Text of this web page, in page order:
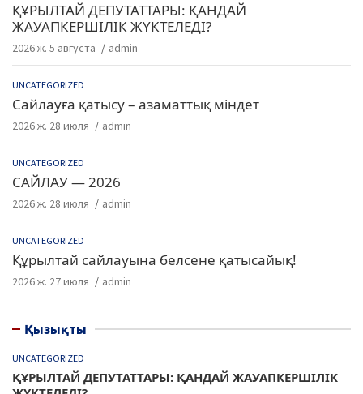
ҚҰРЫЛТАЙ ДЕПУТАТТАРЫ: ҚАНДАЙ
ЖАУАПКЕРШІЛІК ЖҮКТЕЛЕДІ?
2026 ж. 5 августа admin
UNCATEGORIZED
Сайлауға қатысу – азаматтық міндет
2026 ж. 28 июля admin
UNCATEGORIZED
САЙЛАУ — 2026
2026 ж. 28 июля admin
UNCATEGORIZED
Құрылтай сайлауына белсене қатысайық!
2026 ж. 27 июля admin
Қызықты
UNCATEGORIZED
ҚҰРЫЛТАЙ ДЕПУТАТТАРЫ: ҚАНДАЙ ЖАУАПКЕРШІЛІК